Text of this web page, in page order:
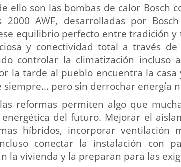
ello son las bombas de calor Bosch
2000 AWF, desarrolladas por
equilibrio perfecto entre tradición y
y conectividad total a través de
controlar la climatización incluso
la tarde al pueblo encuentra la
siempre… pero sin derrochar energía
reformas permiten algo que
energética del futuro. Mejorar el
híbridos, incorporar ventilación
conectar la instalación con
la vivienda y la preparan para las